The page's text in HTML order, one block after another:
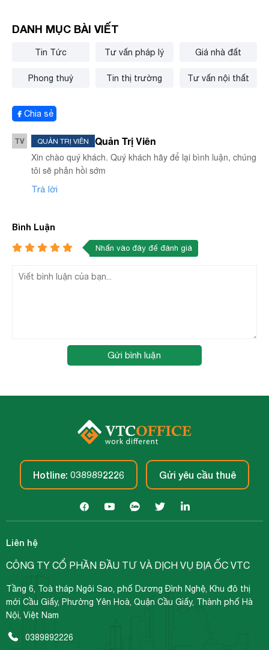
DANH MỤC BÀI VIẾT
Tin Tức Tư vấn pháp lý Giá nhà đất
Phong thuỷ Tin thị trường Tư vấn nội thất
Chia sẻ
TV Quản Trị Viên
QUẢN TRỊ VIÊN
Xin chào quý khách. Quý khách hãy để lại bình luận, chúng
tôi sẽ phản hồi sớm
Trả lời
Bình Luận
Nhấn vào đây để đánh giá
Gửi bình luận
Hotline: 0389892226 Gửi yêu cầu thuê
Liên hệ
CÔNG TY CỔ PHẦN ĐẦU TƯ VÀ DỊCH VỤ ĐỊA ỐC VTC
Tầng 6, Toà tháp Ngôi Sao, phố Dương Đình Nghệ, Khu đô thị
mới Cầu Giấy, Phường Yên Hoà, Quận Cầu Giấy, Thành phố Hà
Nội, Việt Nam
0389892226